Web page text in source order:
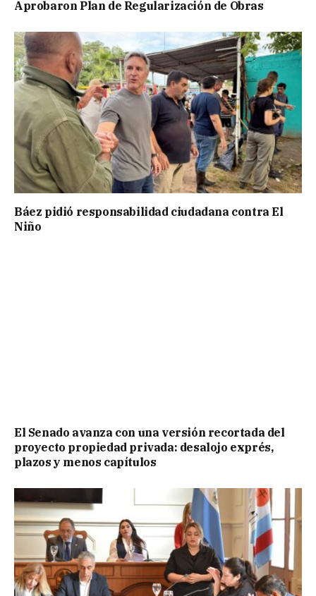
Aprobaron Plan de Regularización de Obras
Báez pidió responsabilidad ciudadana contra El
Niño
El Senado avanza con una versión recortada del
proyecto propiedad privada: desalojo exprés,
plazos y menos capítulos